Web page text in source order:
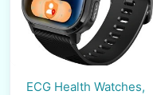
ECG Health Watches,